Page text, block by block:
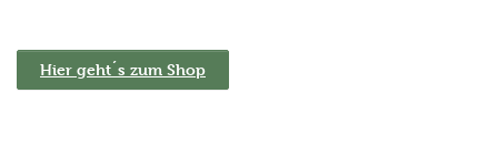
Hier geht´s zum Shop